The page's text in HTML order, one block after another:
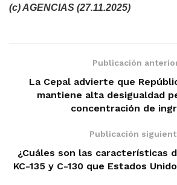
(c) AGENCIAS (27.11.2025)
Publicación
La Cepal advierte que
mantiene alta desigualdad
concentración de
Publicación
¿Cuáles son las características
KC-135 y C-130 que Estados